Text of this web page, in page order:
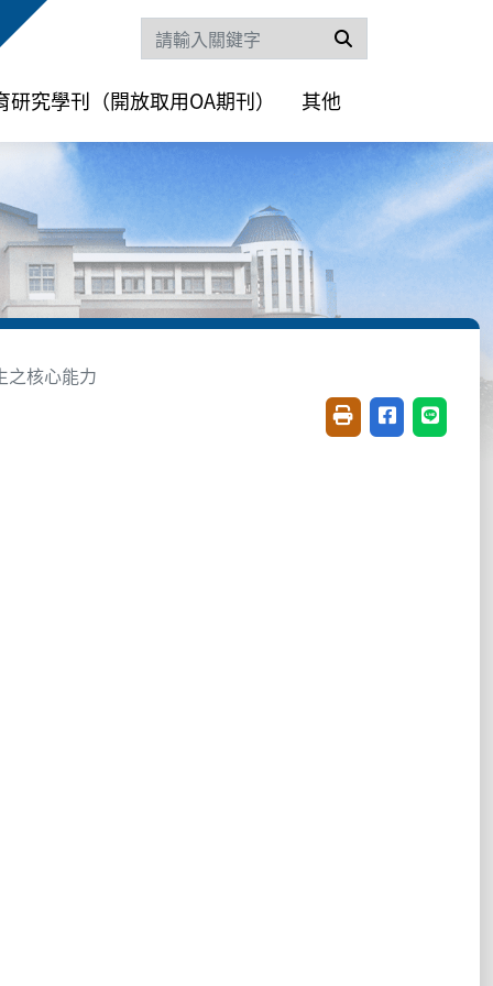
研究學刊（開放取用OA期刊） 其他
之核心能力
友善列印(開新視窗)
分享至臉書(
分享至